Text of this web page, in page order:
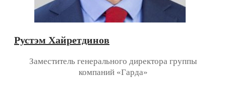
Рустэм Хайретдинов
Заместитель генерального директора группы
компаний «Гарда»